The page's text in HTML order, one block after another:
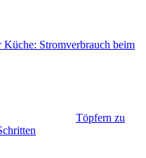
Küche: Stromverbrauch beim
Töpfern zu